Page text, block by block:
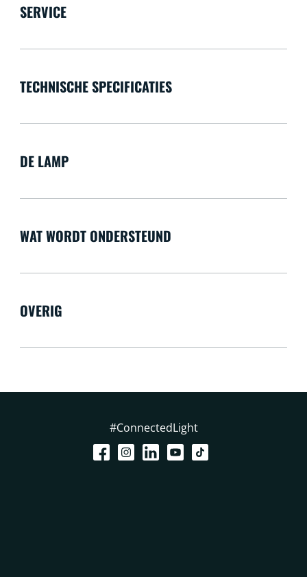
SERVICE
TECHNISCHE SPECIFICATIES
DE LAMP
WAT WORDT ONDERSTEUND
OVERIG
#ConnectedLight